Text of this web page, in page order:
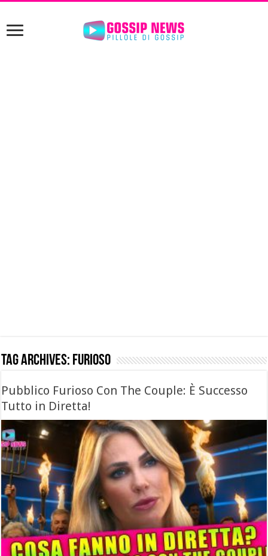
Tag Archives: furioso
Pubblico Furioso Con The Couple: È Successo
Tutto in Diretta!